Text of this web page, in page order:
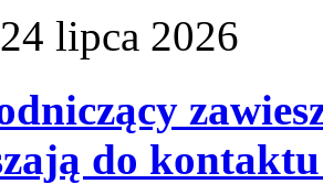
lipca 2026
do